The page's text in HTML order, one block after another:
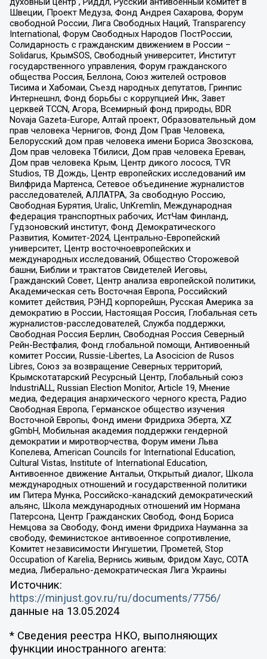
Швеции, Проект Медуза, Фонд Андрея Сахарова, Форум
свободной России, Лига Свободных Наций, Transparеncy
International, Форум Свободных Народов ПостРоссии,
Солидарность с гражданским движением в России –
Solidarus, КрымSOS, Свободный университет, Институт
государственного управления, Форум гражданского
общества Россия, Беллона, Союз жителей островов
Тисима и Хабомаи, Съезд народных депутатов, Гринпис
Интернешнл, Фонд борьбы с коррупцией Инк, Завет
церквей TCCN, Агора, Всемирный фонд природы, BDR
Novaja Gazeta-Europe, Алтай проект, Образовательный дом
прав человека Чернигов, Фонд Дом Прав Человека,
Белорусский дом прав человека имени Бориса Звозскова,
Дом прав человека Тбилиси, Дом прав человека Ереван,
Дом прав человека Крым, Центр дикого лосося, TVR
Studios, ТВ Дождь, Центр европейских исследований им
Вилфрида Мартенса, Сетевое объединение журналистов
расследователей, АЛЛАТРА, За свободную Россию,
Свободная Бурятия, Uralic, UnKremlin, Международная
федерация транспортных рабочих, ИстЧам Финланд,
Гудзоновский институт, Фонд Демократического
Развития, Комитет-2024, Центрально-Европейский
университет, Центр восточноевропейских и
международных исследований, Общество Сторожевой
башни, Библии и трактатов Свидетелей Иеговы,
Гражданский Совет, Центр анализа европейской политики,
Академическая сеть Восточная Европа, Российский
комитет действия, РЭНД корпорейшн, Русская Америка за
демократию в России, Настоящая Россия, Глобальная сеть
журналистов-расследователей, Служба поддержки,
Свободная Россия Берлин, Свободная Россия Северный
Рейн-Вестфалия, Фонд глобальной помощи, Антивоенный
комитет России, Russie-Libertes, La Asocicion de Rusos
Libres, Союз за возвращение Северных территорий,
Крымскотатарский Ресурсный Центр, Глобальный союз
IndustriALL, Russian Election Monitor, Article 19, Мнение
медиа, Федерация анархического черного креста, Радио
Свободная Европа, Германское общество изучения
Восточной Европы, Фонд имени Фридриха Эберта, XZ
gGmbH, Мобильная академия поддержки гендерной
демократии и миротворчества, Форум имени Льва
Копелева, American Councils for International Education,
Cultural Vistas, Institute of International Education,
Антивоенное движение Антальи, Открытый диалог, Школа
международных отношений и государственной политики
им Питера Мунка, Российско-канадский демократический
альянс, Школа международных отношений им Нормана
Патерсона, Центр Гражданских Свобод, Фонд Бориса
Немцова за Свободу, Фонд имени Фридриха Науманна за
свободу, Феминистское антивоенное сопротивление,
Комитет независимости Ингушетии, Прометей, Stop
Occupation of Karelia, Вернись живым, Фридом Хаус, СОТА
медиа, Либерально-демократическая Лига Украины
Источник:
https://minjust.gov.ru/ru/documents/7756/
данные на 13.05.2024
* Сведения реестра НКО, выполняющих
функции иностранного агента: